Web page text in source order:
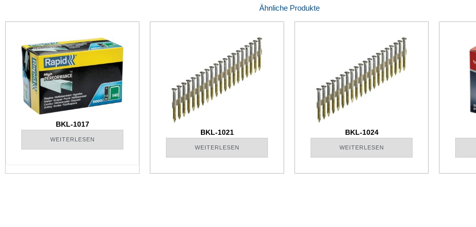
Ähnliche Produkte
BKL-1017
WEITERLESEN
BKL-1021
WEITERLESEN
BKL-1024
WEITERLESEN